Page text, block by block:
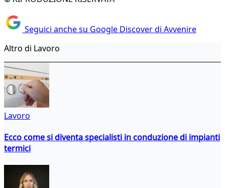
Seguici anche su Google Discover di Avvenire
Altro di Lavoro
Lavoro
Ecco come si diventa specialisti in conduzione di impianti
termici